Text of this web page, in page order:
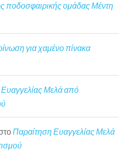
ποδοσφαιρικής ομάδας Μέντη
για χαμένο πίνακα
Μελά από
Παραίτηση Ευαγγελίας Μελά